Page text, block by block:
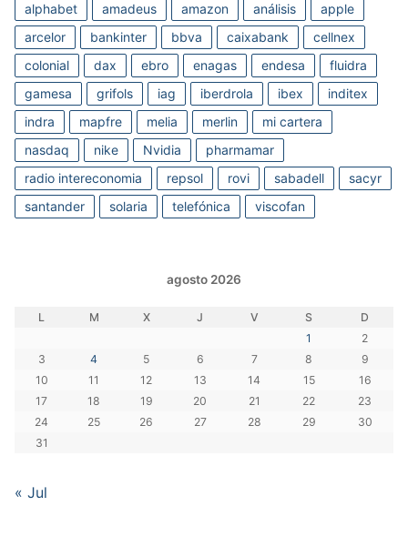
alphabet
amadeus amazon análisis
apple
arcelor
bankinter bbva caixabank
cellnex
colonial
dax ebro enagas endesa
fluidra
gamesa
grifols iag iberdrola ibex
inditex
indra
mapfre melia merlin
mi cartera
nasdaq
nike Nvidia
pharmamar
radio intereconomia
repsol rovi sabadell
sacyr
santander
solaria telefónica viscofan
agosto 2026
L M X J V S
D
1
2
3
4 5 6 7 8
9
10
11 12 13 14 15
16
17
18 19 20 21 22
23
24
25 26 27 28 29
30
31
« Jul